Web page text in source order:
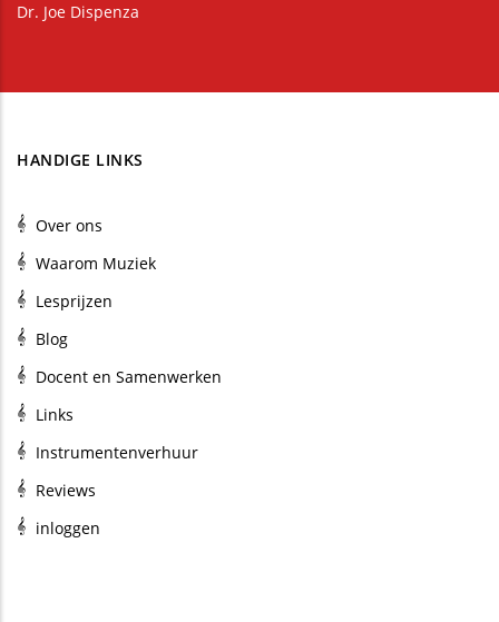
Dr. Joe Dispenza
HANDIGE LINKS
Over ons
Waarom Muziek
Lesprijzen
Blog
Docent en Samenwerken
Links
Instrumentenverhuur
Reviews
inloggen